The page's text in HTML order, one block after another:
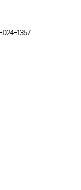
024-1357